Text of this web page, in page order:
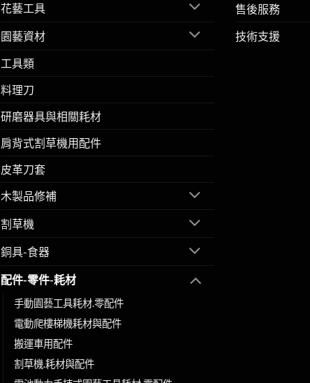
花藝工具
園藝資材
工具類
料理刀
研磨器具與相關耗材
肩背式割草機用配件
皮革刀套
木製品修補
割草機
銅具-食器
配件-零件-耗材
手動園藝工具耗材.零配件
電動爬樓梯機耗材與配件
搬運車用配件
割草機.耗材與配件
售後服務
技術支援